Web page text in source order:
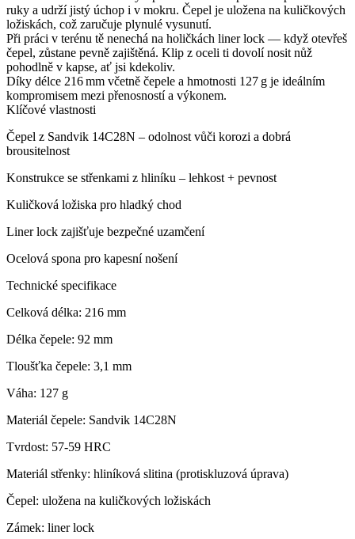
ruky a udrží jistý úchop i v mokru. Čepel je uložena na kuličkových
ložiskách, což zaručuje plynulé vysunutí.
Při práci v terénu tě nenechá na holičkách liner lock — když otevřeš
čepel, zůstane pevně zajištěná. Klip z oceli ti dovolí nosit nůž
pohodlně v kapse, ať jsi kdekoliv.
Díky délce 216 mm včetně čepele a hmotnosti 127 g je ideálním
kompromisem mezi přenosností a výkonem.
Klíčové vlastnosti
Čepel z Sandvik 14C28N – odolnost vůči korozi a dobrá
brousitelnost
Konstrukce se střenkami z hliníku – lehkost + pevnost
Kuličková ložiska pro hladký chod
Liner lock zajišťuje bezpečné uzamčení
Ocelová spona pro kapesní nošení
Technické specifikace
Celková délka: 216 mm
Délka čepele: 92 mm
Tloušťka čepele: 3,1 mm
Váha: 127 g
Materiál čepele: Sandvik 14C28N
Tvrdost: 57‑59 HRC
Materiál střenky: hliníková slitina (protiskluzová úprava)
Čepel: uložena na kuličkových ložiskách
Zámek: liner lock